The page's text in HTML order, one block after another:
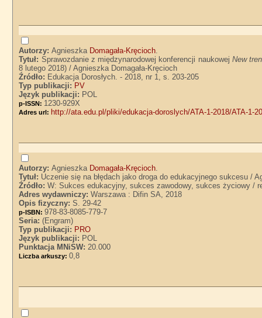
Autorzy:Agnieszka Domagała-Kręcioch.
Tytuł: Sprawozdanie z międzynarodowej konferencji naukowej New
8 lutego 2018) / Agnieszka Domagała-Kręcioch
Źródło: Edukacja Dorosłych. - 2018, nr 1, s. 203-205
Typ publikacji: PV
Język publikacji: POL
p-ISSN: 1230-929X
Adres url: http://ata.edu.pl/pliki/edukacja-doroslych/ATA-1-2018/ATA-1-
Autorzy:Agnieszka Domagała-Kręcioch.
Tytuł: Uczenie się na błędach jako droga do edukacyjnego sukcesu /
Źródło:W: Sukces edukacyjny, sukces zawodowy, sukces życiowy /
Adres wydawniczy:Warszawa : Difin SA, 2018
Opis fizyczny:S. 29-42
p-ISBN:978-83-8085-779-7
Seria:(Engram)
Typ publikacji: PRO
Język publikacji: POL
Punktacja MNiSW:20.000
Liczba arkuszy:0,8